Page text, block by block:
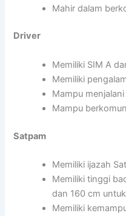
Mahir dalam
Driver
Memiliki SIM A
Memiliki
Mampu
Mampu
Satpam
Memiliki ijazah
Memiliki tinggi
dan 160 cm
Memiliki